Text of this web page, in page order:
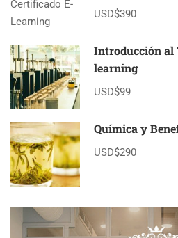
USD$390
Introducción al
learning
USD$99
Química y
USD$290